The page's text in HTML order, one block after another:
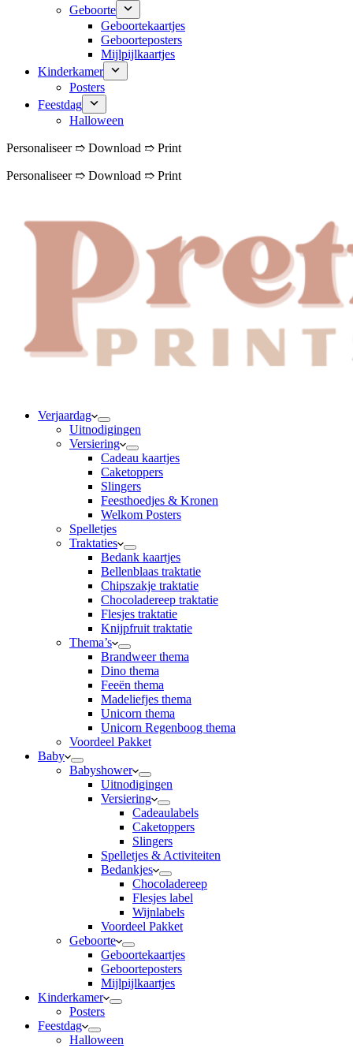
Geboorte
Geboortekaartjes
Geboorteposters
Mijlpijlkaartjes
Kinderkamer
Posters
Feestdag
Halloween
Personaliseer ➱ Download ➱ Print
Personaliseer ➱ Download ➱ Print
Verjaardag
Uitnodigingen
Versiering
Cadeau kaartjes
Caketoppers
Slingers
Feesthoedjes & Kronen
Welkom Posters
Spelletjes
Traktaties
Bedank kaartjes
Bellenblaas traktatie
Chipszakje traktatie
Chocoladereep traktatie
Flesjes traktatie
Knijpfruit traktatie
Thema’s
Brandweer thema
Dino thema
Feeën thema
Madeliefjes thema
Unicorn thema
Unicorn Regenboog thema
Voordeel Pakket
Baby
Babyshower
Uitnodigingen
Versiering
Cadeaulabels
Caketoppers
Slingers
Spelletjes & Activiteiten
Bedankjes
Chocoladereep
Flesjes label
Wijnlabels
Voordeel Pakket
Geboorte
Geboortekaartjes
Geboorteposters
Mijlpijlkaartjes
Kinderkamer
Posters
Feestdag
Halloween